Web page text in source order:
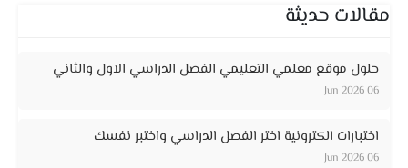
مقالات حديثة
حلول موقع معلمي التعليمي الفصل الدراسي الاول والثاني
06 Jun 2026
اختبارات الكترونية اختر الفصل الدراسي واختبر نفسك
06 Jun 2026